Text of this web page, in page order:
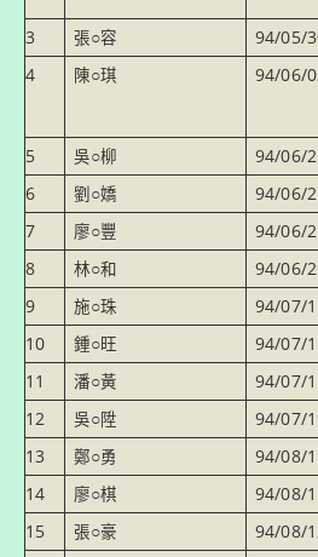
3
張○容 94/05/
4
陳○琪 94/06/
5
吳○柳 94/06/
6
劉○嬌 94/06/
7
廖○豐 94/06/
8
林○和 94/06/
9
施○珠 94/07/
10
鍾○旺 94/07/
11
潘○黃 94/07/
12
吳○陞 94/07/
13
鄭○勇 94/08/
14
廖○棋 94/08/
15
張○豪 94/08/